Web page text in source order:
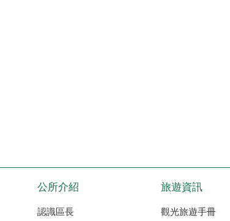
公所介紹
認識區長
旅遊資訊
觀光旅遊手冊